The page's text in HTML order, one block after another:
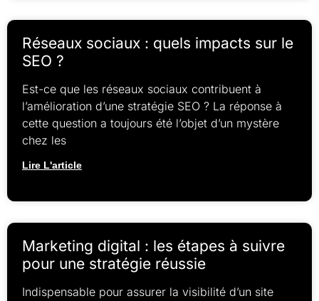
Réseaux sociaux : quels impacts sur le
SEO ?
Est-ce que les réseaux sociaux contribuent à
l’amélioration d’une stratégie SEO ? La réponse à
cette question a toujours été l’objet d’un mystère
chez les
Lire L'article
Marketing digital : les étapes à suivre
pour une stratégie réussie
Indispensable pour assurer la visibilité d’un site